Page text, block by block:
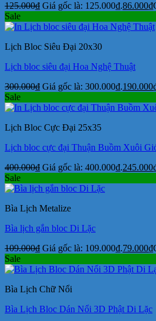
125.000₫ Giá gốc là: 125.000₫.86.000₫
Sale
Lịch Bloc Siêu Đại 20x30
Lịch bloc siêu đại Hoa Nghệ Thuật
300.000₫ Giá gốc là: 300.000₫.190.000
Sale
Lịch Bloc Cực Đại 25x35
Lịch bloc cực đại Thuận Buồm Xuôi
400.000₫ Giá gốc là: 400.000₫.245.000
Sale
Bìa Lịch Metalize
Bìa lịch gắn bloc Di Lặc
109.000₫ Giá gốc là: 109.000₫.79.000₫
Sale
Bìa Lịch Chữ Nổi
Bìa Lịch Bloc Dán Nổi 3D Phật Di Lặc